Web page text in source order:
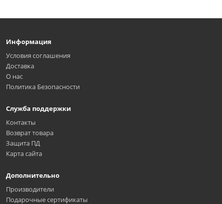
Информация
Условия соглашения
Доставка
О нас
Политика Безопасности
Служба поддержки
Контакты
Возврат товара
Защита ПД
Карта сайта
Дополнительно
Производители
Подарочные сертификаты